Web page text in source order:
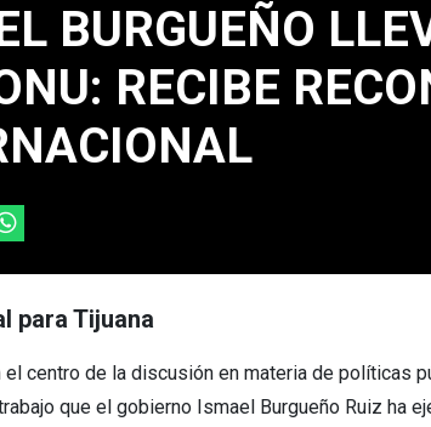
BURGUEÑO
RECIBE
para Tijuana
el centro de la discusión en materia de
que el gobierno Ismael Burgueño Ruiz ha